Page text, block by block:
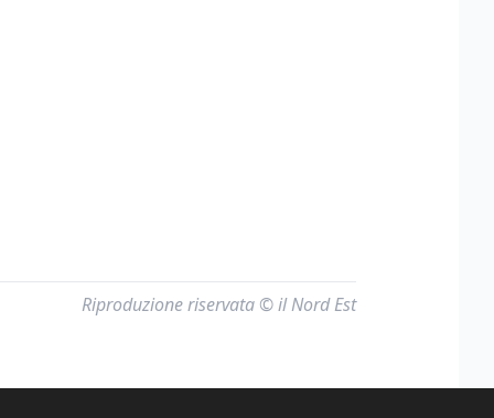
Riproduzione riservata © il Nord Est